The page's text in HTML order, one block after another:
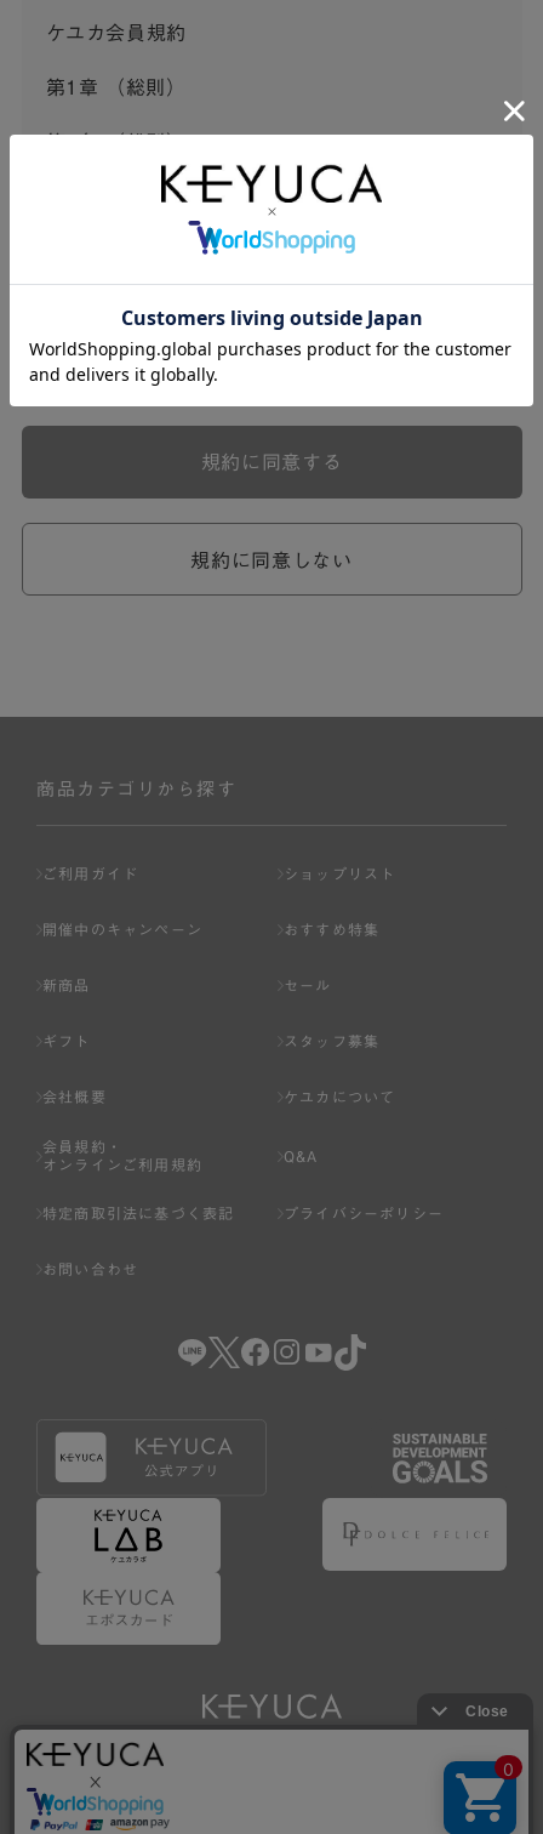
ケユカ会員規約
第1章 （総則）
この会員規約（以下「本規約」といいます。）は、河淳株
式会社ケユカ事業部（以下「弊社」といいます。）が提供
する一連のサービスに関し、弊社が次条の定めに従い入会
本規約は、会員と弊社との間のサービスの利用に関わる一
切の関係に適用されるものとします。
弊社が一連のサービスを提供するにあたり、本規約のほ
ら個別規定はその名称のいかんに関わらず、本規約の一部
めが優先されるものとします。
ません。
ページへの入力、または弊社が別途指定する方法に従って
基づき判断した場合は、弊社は、その登録を取り消すこと
のいずれかの事由に該当する場合は、その登録を拒否し、
または事前に通知することなく一旦なされた登録を取り消
いる場合。
（5） その他、本規約または個別規定に違反した場合。
4.会員登録が取り消された場合においても、当該会員は、
弊社とのお取引等により既に発生した支払義務等の取引上
の義務および本規約上の義務の履行責任を免れないものと
します。
5.仮登録とは、ケユカが提供するアプリ等でサービスを利
用するための簡易的な会員登録（以下「仮登録」といいま
6.仮登録をすることで、第9条のポイント付与を受けるこ
とができます。
7.仮登録状態はポイントの利用は行えず、第3条1項の通り
に登録完了することでポイント利用が行えるようになりま
す。
規約に同意しない
規約に同意する
商品カテゴリから探す
ご利用ガイド ショップリスト
開催中のキャンペーン おすすめ特集
新商品 セール
ギフト スタッフ募集
会社概要 ケユカについて
会員規約・
オンラインご利用規約
Q&A
特定商取引法に基づく表記 プライバシーポリシー
お問い合わせ
Copyright © KAWAJUN Co., Ltd. All Rights Reserved.